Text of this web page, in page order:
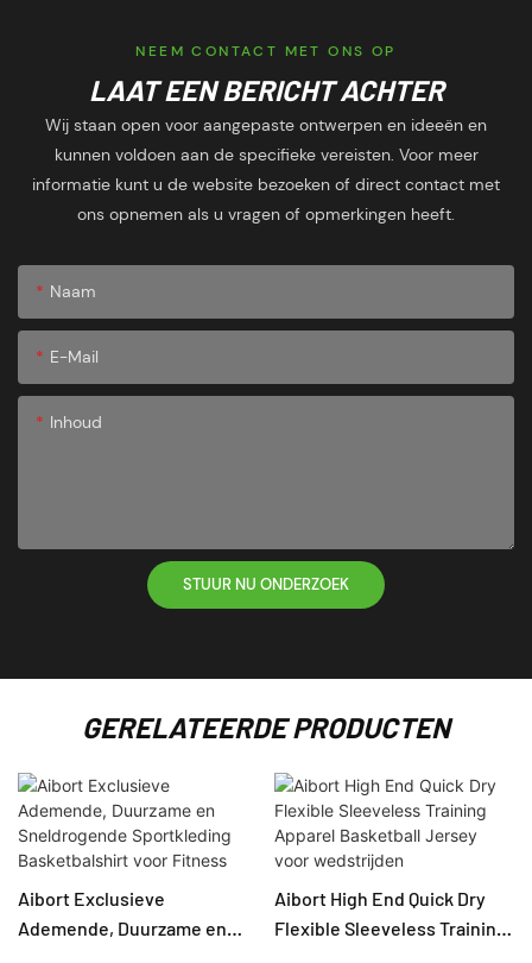
NEEM CONTACT MET ONS OP
LAAT EEN BERICHT ACHTER
Wij staan open voor aangepaste ontwerpen en ideeën en
kunnen voldoen aan de specifieke vereisten. Voor meer
informatie kunt u de website bezoeken of direct contact met
ons opnemen als u vragen of opmerkingen heeft.
Naam
E-Mail
Inhoud
STUUR NU ONDERZOEK
GERELATEERDE PRODUCTEN
Aibort Exclusieve
Ademende, Duurzame en
Aibort High End Quick Dry
Flexible Sleeveless Training